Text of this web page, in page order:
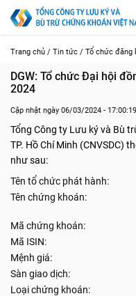
Trang chủ / Tin tức / Tổ chức đăng
DGW: Tổ chức Đại hội
2024
Cập nhật ngày 06/03/2024 - 17:00:19
Tổng Công ty Lưu ký và Bù
TP. Hồ Chí Minh (CNVSDC)
như sau:
Tên tổ chức phát hành:
Tên chứng khoán:
Mã chứng khoán:
Mã ISIN:
Mệnh giá:
Sàn giao dịch:
Loại chứng khoán: